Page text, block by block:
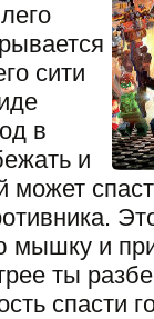
сити
в
и
может
мышку и
ты
спасти